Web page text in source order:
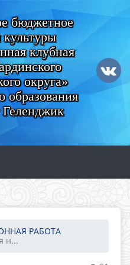
бюджетное
культуры
клубная
округа»
образования
Геленджик
РАБОТА
н...